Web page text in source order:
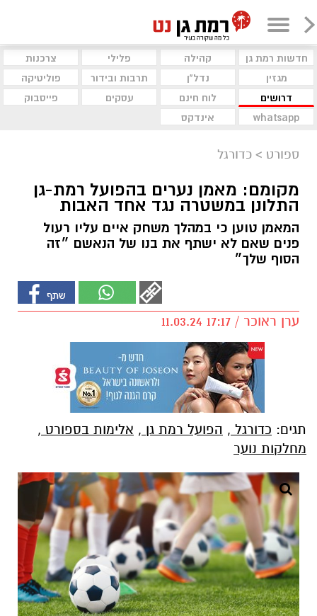
חדשות רמת גן קהילה פלילי
צרכנות
מגזין
נדל"ן תרבות ובידור
פוליטיקה
דרושים
לוח חינם עסקים
פייסבוק
whatsapp
אינדקס
ספורט > כדורגל
מקומם: מאמן נערים בהפועל רמת-גן
התלונן במשטרה נגד אחד האבות
המאמן טוען כי במהלך משחק איים עליו רעול
פנים שאם לא ישתף את בנו של הנאשם ״זה
הסוף שלך״
ערן ראוכר / 17:17 11.03.24
תגים: כדורגל , הפועל רמת גן , אלימות בספורט ,
מחלקות נוער